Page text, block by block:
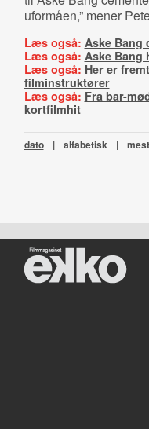
uformåen,” mener
Læs også: Aske Bang
Læs også: Aske Bang
Læs også: Her er
filminstruktører
Læs også: Fra bar-
kortfilmhit
dato | alfabetisk |